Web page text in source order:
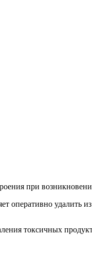
при
оперативно удалить
токсичных